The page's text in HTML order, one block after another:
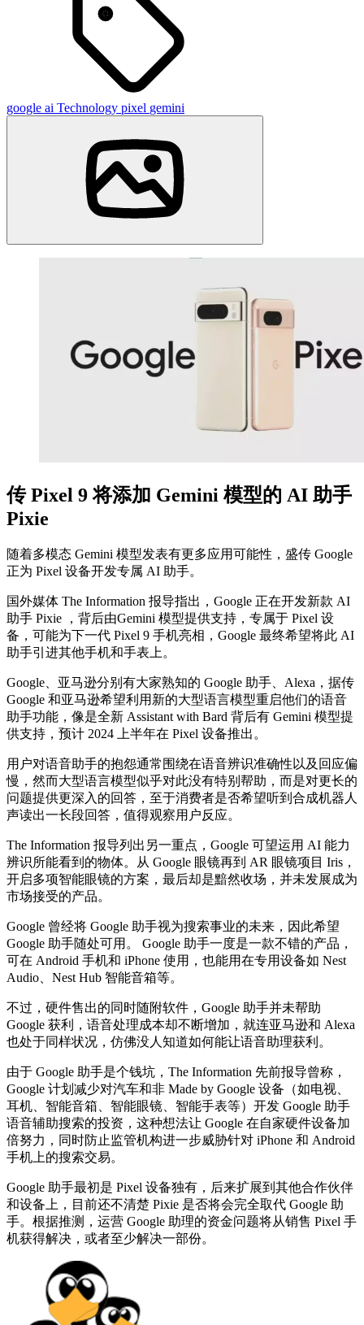
google ai Technology pixel gemini
传 Pixel 9 将添加 Gemini 模型的 AI 助手
Pixie
随着多模态 Gemini 模型发表有更多应用可能性，盛传 Google
正为 Pixel 设备开发专属 AI 助手。
国外媒体 The Information 报导指出，Google 正在开发新款 AI
助手 Pixie ，背后由Gemini 模型提供支持，专属于 Pixel 设
备，可能为下一代 Pixel 9 手机亮相，Google 最终希望将此 AI
助手引进其他手机和手表上。
Google、亚马逊分别有大家熟知的 Google 助手、Alexa，据传
Google 和亚马逊希望利用新的大型语言模型重启他们的语音
助手功能，像是全新 Assistant with Bard 背后有 Gemini 模型提
供支持，预计 2024 上半年在 Pixel 设备推出。
用户对语音助手的抱怨通常围绕在语音辨识准确性以及回应偏
慢，然而大型语言模型似乎对此没有特别帮助，而是对更长的
问题提供更深入的回答，至于消费者是否希望听到合成机器人
声读出一长段回答，值得观察用户反应。
The Information 报导列出另一重点，Google 可望运用 AI 能力
辨识所能看到的物体。从 Google 眼镜再到 AR 眼镜项目 Iris，
开启多项智能眼镜的方案，最后却是黯然收场，并未发展成为
市场接受的产品。
Google 曾经将 Google 助手视为搜索事业的未来，因此希望
Google 助手随处可用。 Google 助手一度是一款不错的产品，
可在 Android 手机和 iPhone 使用，也能用在专用设备如 Nest
Audio、Nest Hub 智能音箱等。
不过，硬件售出的同时随附软件，Google 助手并未帮助
Google 获利，语音处理成本却不断增加，就连亚马逊和 Alexa
也处于同样状况，仿佛没人知道如何能让语音助理获利。
由于 Google 助手是个钱坑，The Information 先前报导曾称，
Google 计划减少对汽车和非 Made by Google 设备（如电视、
耳机、智能音箱、智能眼镜、智能手表等）开发 Google 助手
语音辅助搜索的投资，这种想法让 Google 在自家硬件设备加
倍努力，同时防止监管机构进一步威胁针对 iPhone 和 Android
手机上的搜索交易。
Google 助手最初是 Pixel 设备独有，后来扩展到其他合作伙伴
和设备上，目前还不清楚 Pixie 是否将会完全取代 Google 助
手。根据推测，运营 Google 助理的资金问题将从销售 Pixel 手
机获得解决，或者至少解决一部份。